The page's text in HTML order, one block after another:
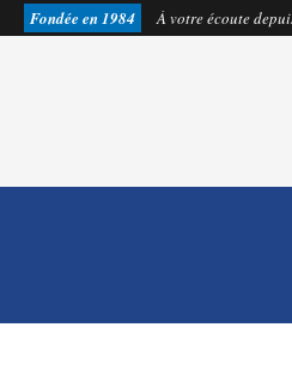
Fondée en 1984 À votre écoute